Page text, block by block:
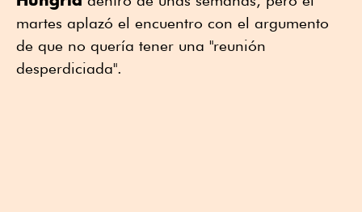
martes aplazó el encuentro con el argumento
de que no quería tener una "reunión
desperdiciada".